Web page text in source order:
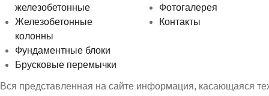
железобетонные
Железобетонные
колонны
Фундаментные блоки
Брусковые перемычки
Фотогалерея
Контакты
Вся представленная на сайте информация, касающаяся